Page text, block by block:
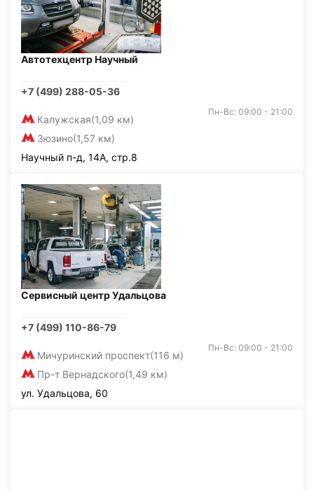
Автотехцентр Научный
+7 (499) 288-05-36
Калужская(1,09 км)
Зюзино(1,57 км)
Пн-Вс: 09:00 - 21:00
Научный п-д, 14А, стр.8
Сервисный центр Удальцова
+7 (499) 110-86-79
Мичуринский проспект(116 м)
Пр-т Вернадского(1,49 км)
Пн-Вс: 09:00 - 21:00
ул. Удальцова, 60